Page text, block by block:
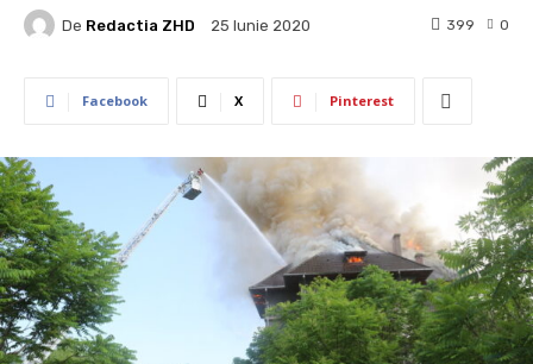
De Redactia ZHD 25 Iunie 2020 0
399
Facebook X Pinterest